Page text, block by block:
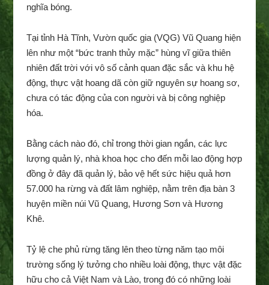
nghĩa bóng.
Tại tỉnh Hà Tĩnh, Vườn quốc gia (VQG) Vũ Quang hiện
lên như một “bức tranh thủy mặc” hùng vĩ giữa thiên
nhiên đất trời với vô số cảnh quan đặc sắc và khu hệ
động, thực vật hoang dã còn giữ nguyên sự hoang sơ,
chưa có tác động của con người và bị công nghiệp
hóa.
Bằng cách nào đó, chỉ trong thời gian ngắn, các lực
lượng quản lý, nhà khoa học cho đến mỗi lao động hợp
đồng ở đây đã quản lý, bảo vệ hết sức hiệu quả hơn
57.000 ha rừng và đất lâm nghiệp, nằm trên địa bàn 3
huyện miền núi Vũ Quang, Hương Sơn và Hương
Khê.
Tỷ lệ che phủ rừng tăng lên theo từng năm tạo môi
trường sống lý tưởng cho nhiều loài động, thực vật đặc
hữu cho cả Việt Nam và Lào, trong đó có những loài